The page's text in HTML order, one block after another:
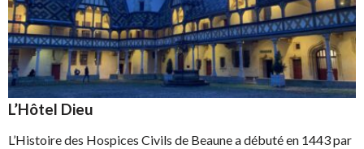
L’Hôtel Dieu
L’Histoire des Hospices Civils de Beaune a débuté en 1443 par